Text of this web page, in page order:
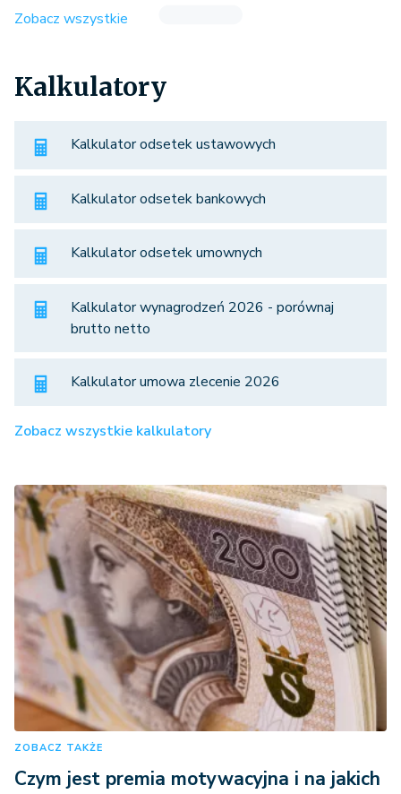
Zobacz wszystkie
Kalkulatory
Kalkulator odsetek ustawowych
Kalkulator odsetek bankowych
Kalkulator odsetek umownych
Kalkulator wynagrodzeń 2026 - porównaj
brutto netto
Kalkulator umowa zlecenie 2026
Zobacz wszystkie kalkulatory
ZOBACZ TAKŻE
Czym jest premia motywacyjna i na jakich